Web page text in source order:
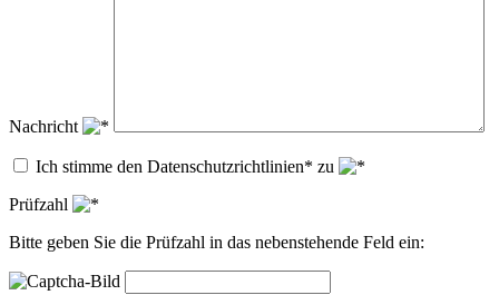
Nachricht
Ich stimme den Datenschutzrichtlinien* zu
Prüfzahl
Bitte geben Sie die Prüfzahl in das nebenstehende Feld ein: